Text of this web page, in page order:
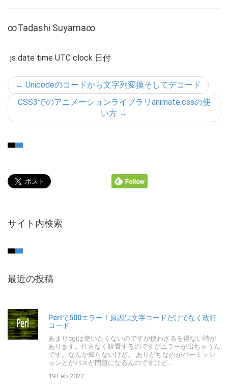
∞Tadashi Suyama∞
js date time UTC clock 日付
← Unicodeのコードから文字列変換そしてデコード
CSS3でのアニメーションライブラリanimate.cssの使
い方 →
サイト内検索
最近の投稿
Perlで500エラー！原因は文字コードだけでなく改行
コード
あまりcgiは使いたくないのですが使わざるを得ない時が
あります。仕方なく設置するのですがエラーが出ちゃうん
です。なんか知らないけど。 ありがちなのがパーミッシ
ョンとかパスが問題になるんのですけど...
19 Feb 2022